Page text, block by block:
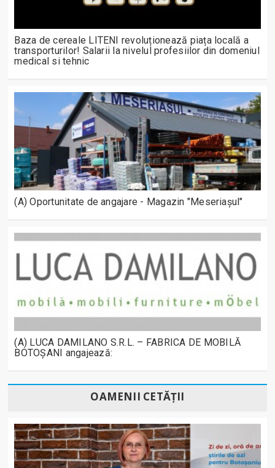
Baza de cereale LITENI revoluționează piața locală a
transporturilor! Salarii la nivelul profesiilor din domeniul
medical si tehnic
(A) Oportunitate de angajare - Magazin "Meseriașul"
(A) LUCA DAMILANO S.R.L. – FABRICA DE MOBILĂ
BOTOȘANI angajează:
OAMENII CETĂȚII